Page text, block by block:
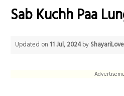
Sab Kuchh Paa
Updated on 11 Jul, 2024by